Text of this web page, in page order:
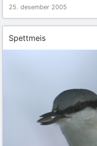
25. desember 2005
Spettmeis